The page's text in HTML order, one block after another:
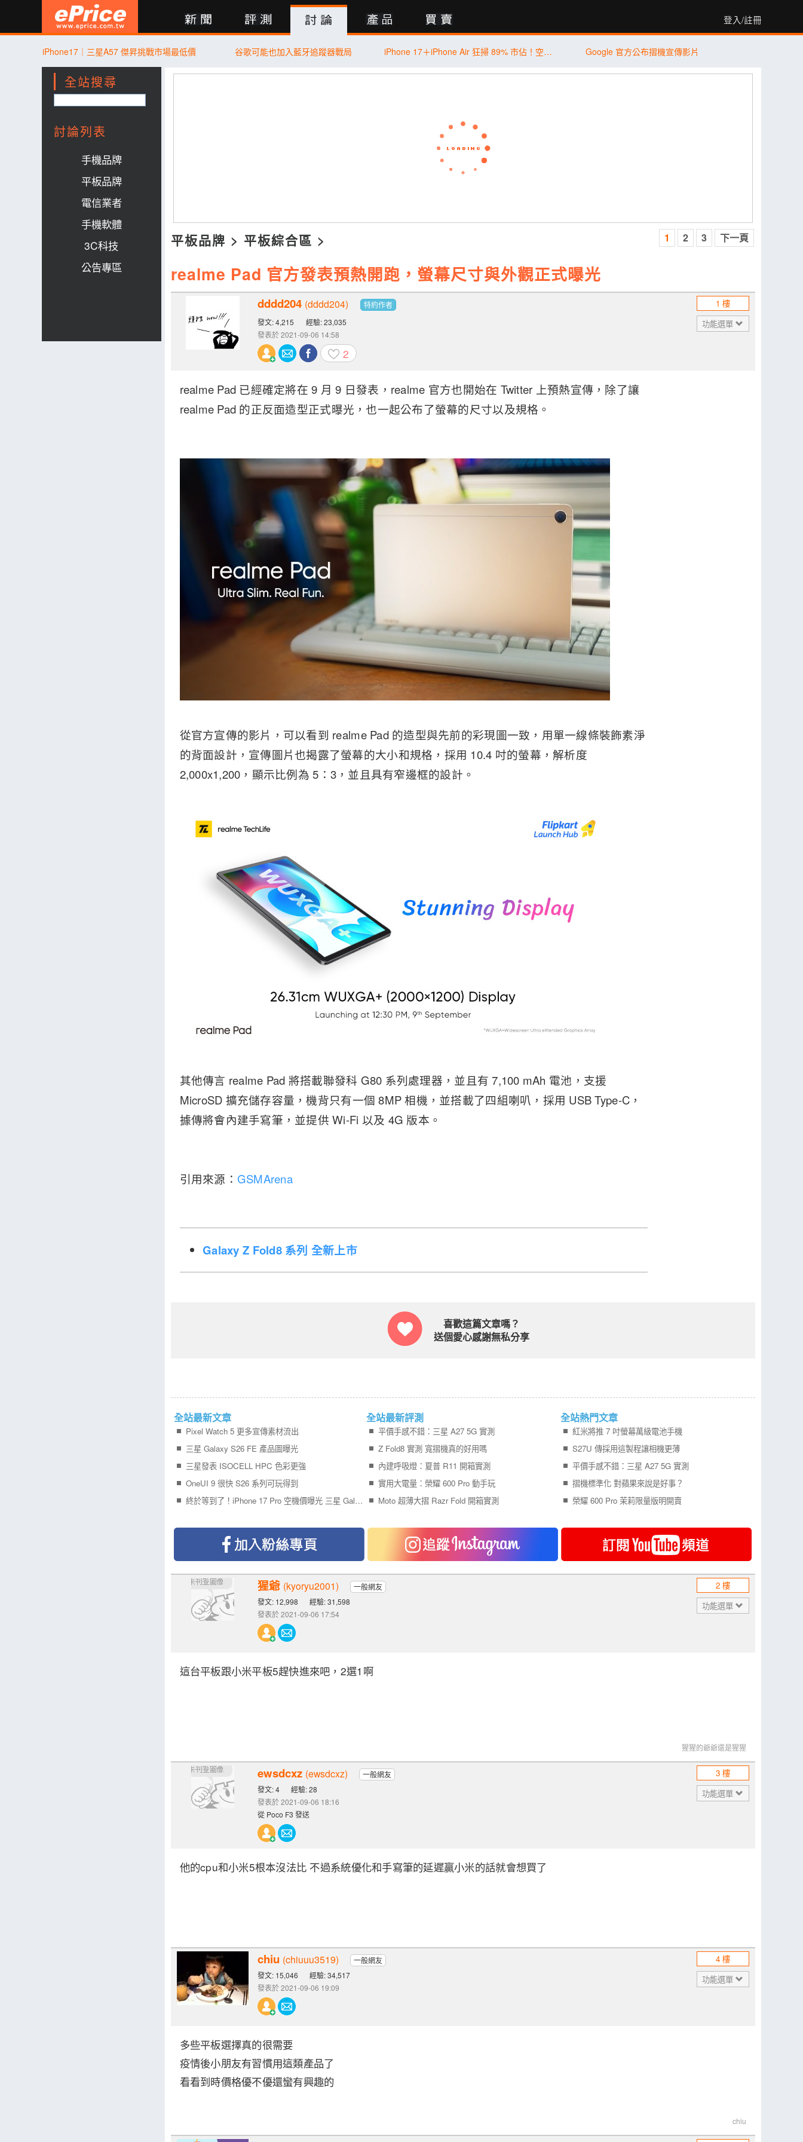
登入/註冊
評測 討論 產品 買賣 登入 行動版
iPhone17｜三星A57 傑昇挑戰市場最低價 谷歌可能也加入藍牙追蹤器戰局 iPhone 17＋iPhone Air 狂掃 89% 市佔！空機價跳水 9,410 元引爆尾盤買氣 Google 官方公布摺機宣傳影片
全站搜尋
討論列表
手機品牌
平板品牌
電信業者
手機軟體
3C科技
公告專區
平板品牌 > 平板綜合區 > 1 2 3 下一頁
realme Pad 官方發表預熱開跑，螢幕尺寸與外觀正式曝光
dddd204 (dddd204)
特約作者
發文: 4,215
經驗: 23,035
發表於 2021-09-06 14:58
2
1 樓
功能選單
realme Pad 已經確定將在 9 月 9 日發表，realme 官方也開始在 Twitter 上預熱宣傳，除了讓
realme Pad 的正反面造型正式曝光，也一起公布了螢幕的尺寸以及規格。
從官方宣傳的影片，可以看到 realme Pad 的造型與先前的彩現圖一致，用單一線條裝飾素淨
的背面設計，宣傳圖片也揭露了螢幕的大小和規格，採用 10.4 吋的螢幕，解析度
2,000x1,200，顯示比例為 5：3，並且具有窄邊框的設計。
其他傳言 realme Pad 將搭載聯發科 G80 系列處理器，並且有 7,100 mAh 電池，支援
MicroSD 擴充儲存容量，機背只有一個 8MP 相機，並搭載了四組喇叭，採用 USB Type-C，
據傳將會內建手寫筆，並提供 Wi-Fi 以及 4G 版本。
引用來源： GSMArena
Galaxy Z Fold8 系列 全新上市
喜歡這篇文章嗎？
送個愛心感謝無私分享
全站最新文章
Pixel Watch 5 更多宣傳素材流出
三星 Galaxy S26 FE 產品圖曝光
三星發表 ISOCELL HPC 色彩更強
OneUI 9 很快 S26 系列可玩得到
終於等到了！iPhone 17 Pro 空機價曝光 三星 Galaxy S26+ 狂降近 8 千
全站最新評測
平價手感不錯：三星 A27 5G 實測
Z Fold8 實測 寬摺機真的好用嗎
內建呼吸燈：夏普 R11 開箱實測
實用大電量：榮耀 600 Pro 動手玩
Moto 超薄大摺 Razr Fold 開箱實測
全站熱門文章
紅米將推 7 吋螢幕萬級電池手機
S27U 傳採用這製程讓相機更薄
平價手感不錯：三星 A27 5G 實測
摺機標準化 對蘋果來說是好事？
榮耀 600 Pro 茉莉限量版明開賣
猩爺 (kyoryu2001)
一般網友
發文: 12,998
經驗: 31,598
發表於 2021-09-06 17:54
2 樓
功能選單
這台平板跟小米平板5趕快進來吧，2選1啊
猩猩的爺爺還是猩猩
ewsdcxz (ewsdcxz)
一般網友
發文: 4
經驗: 28
發表於 2021-09-06 18:16
從 Poco F3 發送
3 樓
功能選單
他的cpu和小米5根本沒法比 不過系統優化和手寫筆的延遲贏小米的話就會想買了
chiu (chiuuu3519)
一般網友
發文: 15,046
經驗: 34,517
發表於 2021-09-06 19:09
4 樓
功能選單
多些平板選擇真的很需要
疫情後小朋友有習慣用這類產品了
看看到時價格優不優還蠻有興趣的
chiu